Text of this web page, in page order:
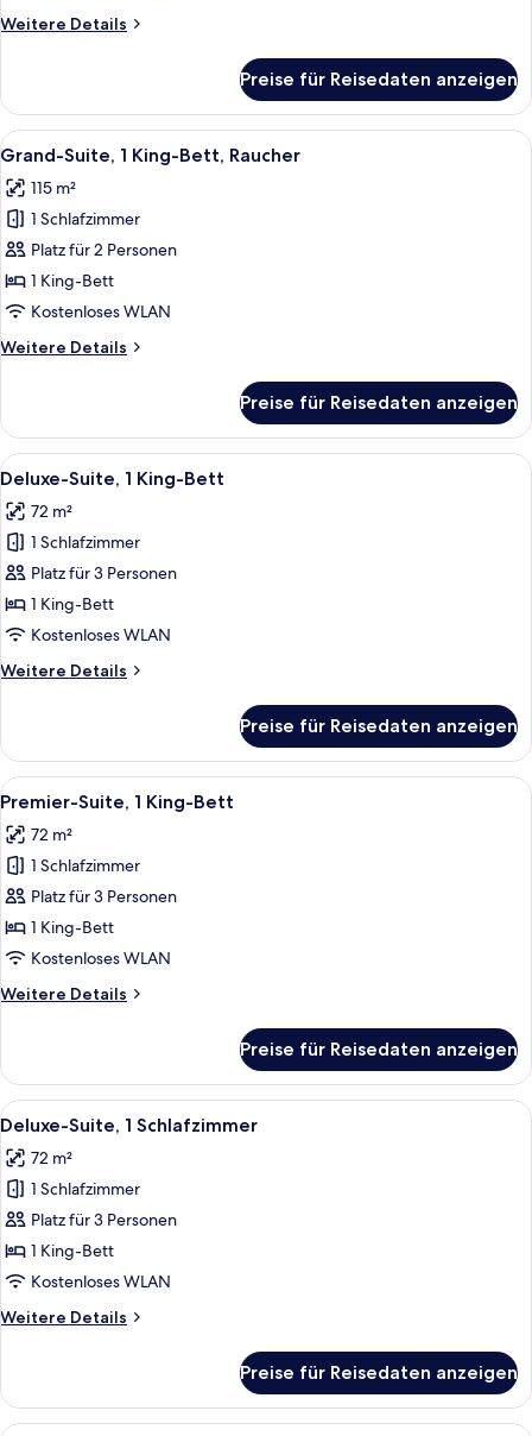
Weitere Details
Weitere
Suite,
2 Einzelbetten,
Poolblick
Preise für Reisedaten anzeigen
Alle
Fotos
für
Grand-
Suite,
1 King-
Bett,
anzeigen
Ein modernes Hotelzimmer mit
7
Grand-Suite, 1 King-Bett, Raucher
115 m²
1 Schlafzimmer
Platz für 2 Personen
1 King-Bett
Kostenloses WLAN
Weitere Details
Weitere
Suite,
1 King-
Bett,
Preise für Reisedaten anzeigen
Alle
Fotos
für
Deluxe-
Suite,
1 King-
Bett
Ein modernes Hotelzimmer mit
7
Deluxe-Suite, 1 King-Bett
72 m²
1 Schlafzimmer
Platz für 3 Personen
1 King-Bett
Kostenloses WLAN
Weitere Details
Weitere
Suite,
1 King-
Bett
Preise für Reisedaten anzeigen
Alle
Fotos
für
Premier-
Suite,
1 King-
Bett
Ein Hotelzimmer mit einem großen
9
Premier-Suite, 1 King-Bett
72 m²
1 Schlafzimmer
Platz für 3 Personen
1 King-Bett
Kostenloses WLAN
Weitere Details
Weitere
Suite,
1 King-
Bett
Preise für Reisedaten anzeigen
Alle
Fotos
für
Deluxe-
Suite,
1
Schlafzimmer
Hochwertige Bettwaren, Pillowtop-
8
Deluxe-Suite, 1 Schlafzimmer
72 m²
1 Schlafzimmer
Platz für 3 Personen
1 King-Bett
Kostenloses WLAN
Weitere Details
Weitere
Suite,
Preise für Reisedaten anzeigen
Ein modernes Wohnzimmer mit